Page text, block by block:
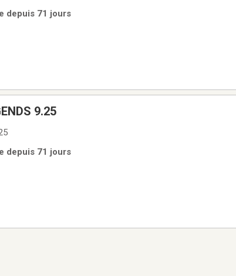
depuis 71 jours
9.25
depuis 71 jours